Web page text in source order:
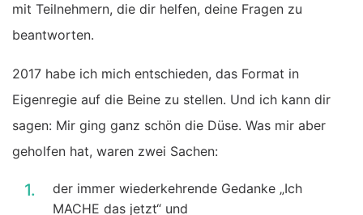
mit Teilnehmern, die dir helfen, deine Fragen zu
beantworten.
2017 habe ich mich entschieden, das Format in
Eigenregie auf die Beine zu stellen. Und ich kann dir
sagen: Mir ging ganz schön die Düse. Was mir aber
geholfen hat, waren zwei Sachen:
der immer wiederkehrende Gedanke „Ich
MACHE das jetzt“ und